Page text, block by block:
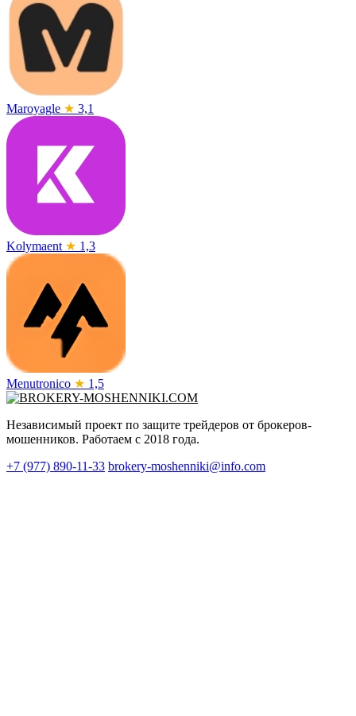
Maroyagle ★ 3,1
Kolymaent ★ 1,3
Menutronico ★ 1,5
Независимый проект по защите трейдеров от брокеров-
мошенников. Работаем с 2018 года.
+7 (977) 890-11-33 brokery-moshenniki@info.com